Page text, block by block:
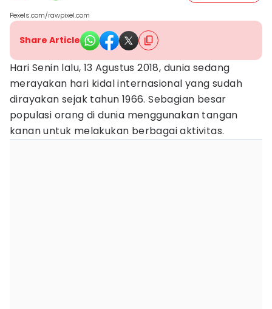
Pexels.com/rawpixel.com
Share Article
Hari Senin lalu, 13 Agustus 2018, dunia sedang
merayakan hari kidal internasional yang sudah
dirayakan sejak tahun 1966. Sebagian besar
populasi orang di dunia menggunakan tangan
kanan untuk melakukan berbagai aktivitas.